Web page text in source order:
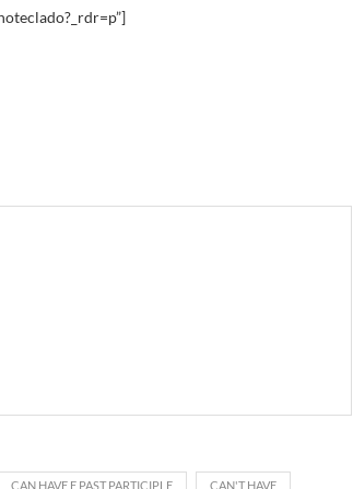
CAN HAVE E PAST PARTICIPLE CAN'T HAVE